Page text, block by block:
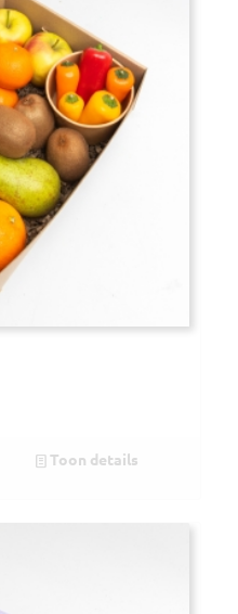
Toon details